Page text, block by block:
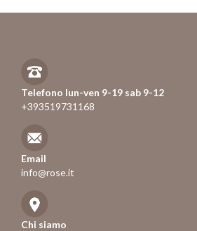
Telefono lun-ven 9-19 sab 9-12
+393519731168
Email
info@rose.it
Chi siamo